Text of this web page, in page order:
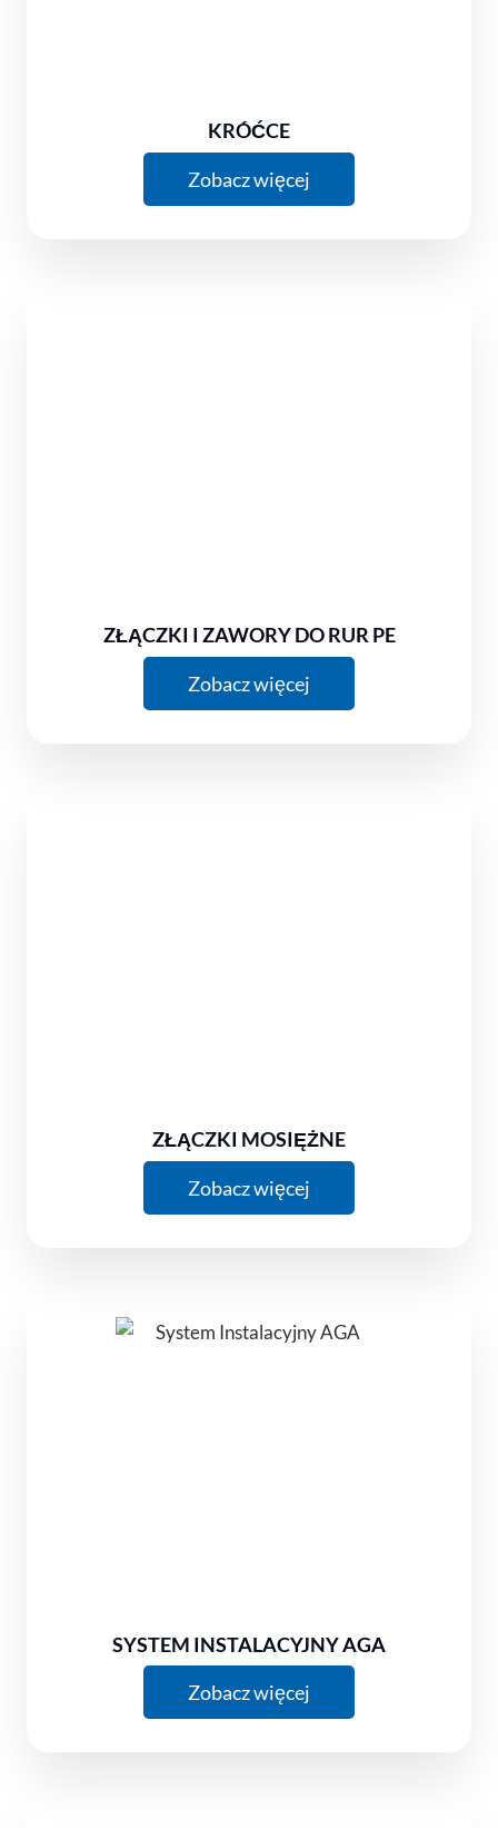
KRÓĆCE
Zobacz więcej
ZŁĄCZKI I ZAWORY DO RUR PE
Zobacz więcej
ZŁĄCZKI MOSIĘŻNE
Zobacz więcej
SYSTEM INSTALACYJNY AGA
Zobacz więcej